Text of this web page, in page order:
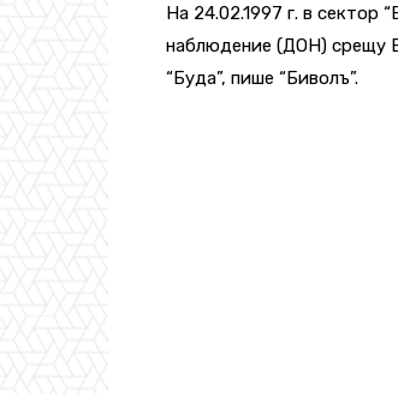
На 24.02.1997 г. в сектор
наблюдение (ДОН) срещу
“Буда”, пише “Биволъ”.